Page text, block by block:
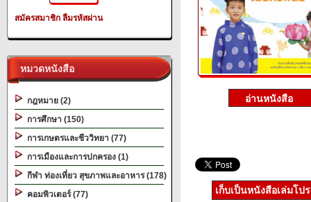
สมัครสมาชิก ลืมรหัสผ่าน
หมวดหนังสือ
กฎหมาย (2)
การศึกษา (150)
การเกษตรและชีววิทยา (77)
การเมืองและการปกครอง (1)
กีฬา ท่องเที่ยว สุขภาพและอาหาร (178)
คอมพิวเตอร์ (77)
เก็บเป็นหนังสือเล่มโป